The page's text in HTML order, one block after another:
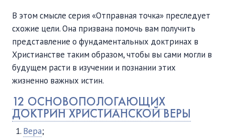
В этом смысле серия «Отправная точка» преследует
схожие цели. Она призвана помочь вам получить
представление о фундаментальных доктринах в
Христианстве таким образом, чтобы вы сами могли в
будущем расти в изучении и познании этих
жизненно важных истин.
12 ОСНОВОПОЛОГАЮЩИХ
ДОКТРИН ХРИСТИАНСКОЙ ВЕРЫ
Вера;